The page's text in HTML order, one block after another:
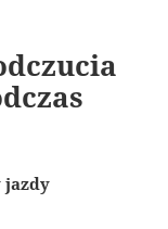
jazdy